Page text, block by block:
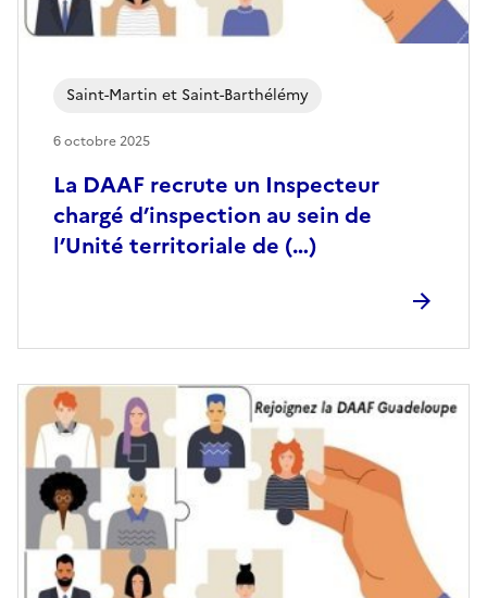
La DAAF recrute un Inspecteur
chargé d’inspection au sein de
l’Unité territoriale de (…)
Saint-Martin et Saint-Barthélémy
6 octobre 2025